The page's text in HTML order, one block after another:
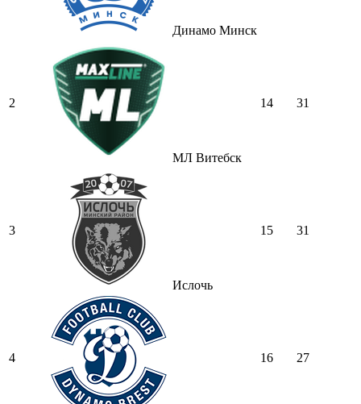
Динамо Минск
2
МЛ Витебск
14 31
3
Ислочь
15 31
4 16 27